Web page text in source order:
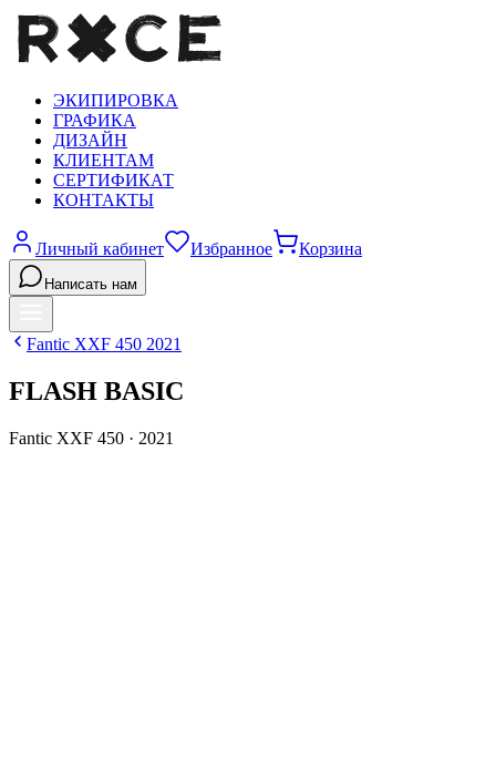
ЭКИПИРОВКА
ГРАФИКА
ДИЗАЙН
КЛИЕНТАМ
СЕРТИФИКАТ
КОНТАКТЫ
Личный кабинет Избранное Корзина
Написать нам
Fantic XXF 450 2021
FLASH BASIC
Fantic XXF 450 · 2021